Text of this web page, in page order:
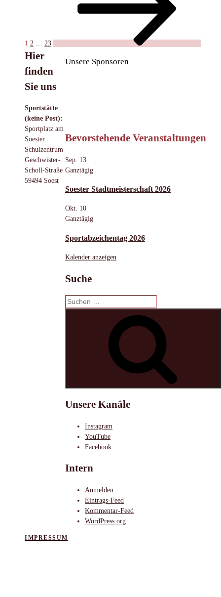
1 2 23
Unsere Sponsoren
Bevorstehende Veranstaltungen
Sep. 13
Ganztägig
Soester Stadtmeisterschaft 2026
Okt. 10
Ganztägig
Sportabzeichentag 2026
Kalender anzeigen
Suche
Suchen
nach:
Unsere Kanäle
Instagram
YouTube
Facebook
Intern
Anmelden
Eintrags-Feed
Kommentar-Feed
WordPress.org
Hier
finden
Sie uns
Sportstätte
(keine Post):
Sportplatz am
Soester
Schulzentrum
Geschwister-
Scholl-Straße
59494 Soest
IMPRESSUM